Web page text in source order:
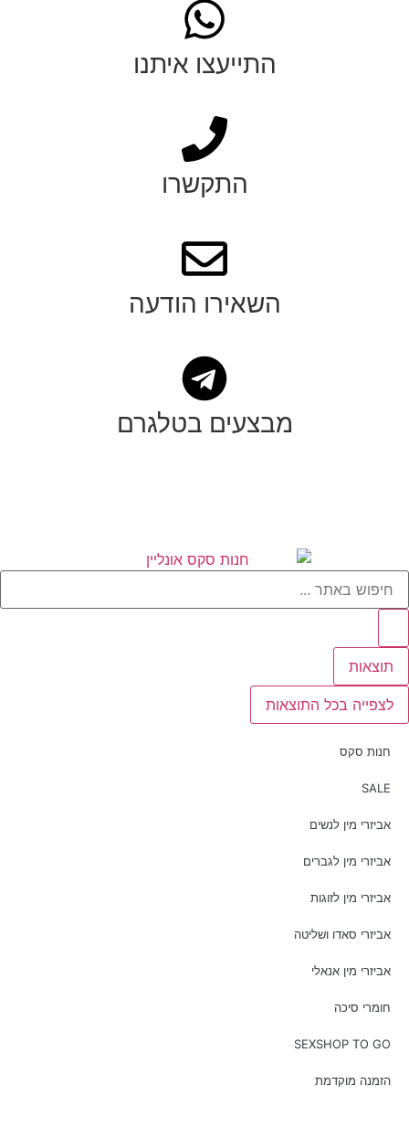
התייעצו איתנו
התקשרו
השאירו הודעה
מבצעים בטלגרם
תוצאות
לצפייה בכל התוצאות
חנות סקס
SALE
אביזרי מין לנשים
אביזרי מין לגברים
אביזרי מין לזוגות
אביזרי סאדו ושליטה
אביזרי מין אנאלי
חומרי סיכה
SEXSHOP TO GO
הזמנה מוקדמת